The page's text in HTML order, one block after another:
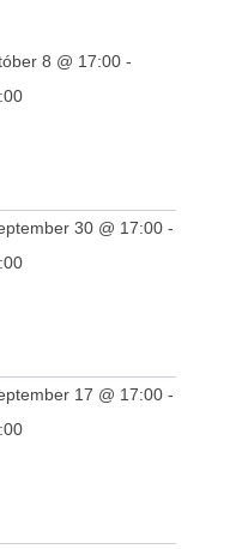
8 @ 17:00 -
30 @ 17:00 -
17 @ 17:00 -